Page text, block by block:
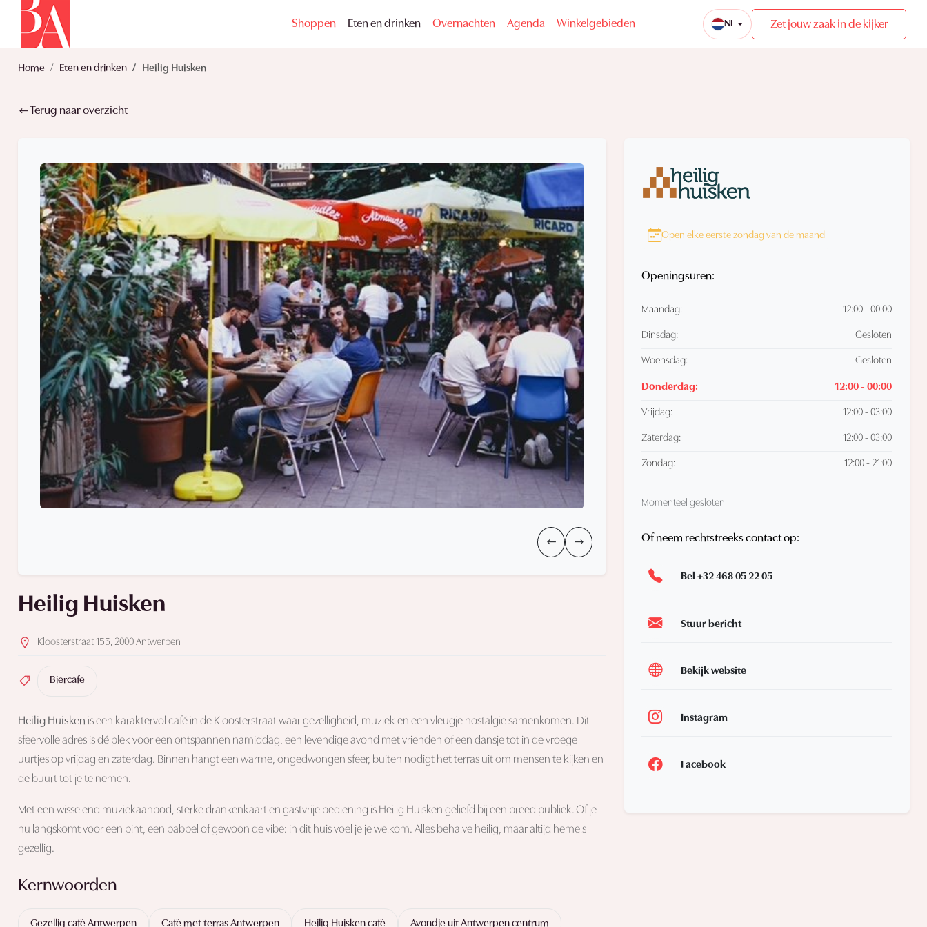
Shoppen Eten en drinken Overnachten Agenda Winkelgebieden NL Zet jouw zaak in de kijker
Home Eten en drinken Heilig Huisken
Terug naar overzicht
Heilig Huisken
Kloosterstraat 155, 2000 Antwerpen
Biercafe
Heilig Huisken is een karaktervol café in de Kloosterstraat waar gezelligheid, muziek en een vleugje nostalgie samenkomen. Dit
sfeervolle adres is dé plek voor een ontspannen namiddag, een levendige avond met vrienden of een dansje tot in de vroege
uurtjes op vrijdag en zaterdag. Binnen hangt een warme, ongedwongen sfeer, buiten nodigt het terras uit om mensen te kijken en
de buurt tot je te nemen.
Met een wisselend muziekaanbod, sterke drankenkaart en gastvrije bediening is Heilig Huisken geliefd bij een breed publiek. Of je
nu langskomt voor een pint, een babbel of gewoon de vibe: in dit huis voel je je welkom. Alles behalve heilig, maar altijd hemels
gezellig.
Kernwoorden
Gezellig café Antwerpen Café met terras Antwerpen Heilig Huisken café Avondje uit Antwerpen centrum
Open elke eerste zondag van de maand
Openingsuren:
Maandag: 12:00 - 00:00
Dinsdag: Gesloten
Woensdag: Gesloten
Donderdag: 12:00 - 00:00
Vrijdag: 12:00 - 03:00
Zaterdag: 12:00 - 03:00
Zondag: 12:00 - 21:00
Momenteel gesloten
Of neem rechtstreeks contact op:
Bel +32 468 05 22 05
Stuur bericht
Bekijk website
Instagram
Facebook